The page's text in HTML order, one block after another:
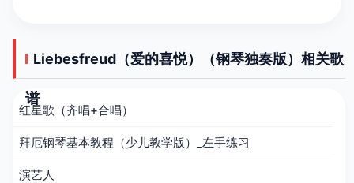
Liebesfreud（爱的喜悦）（钢琴独奏版）相关歌
谱
红星歌（齐唱+合唱）
拜厄钢琴基本教程（少儿教学版）_左手练习
演艺人